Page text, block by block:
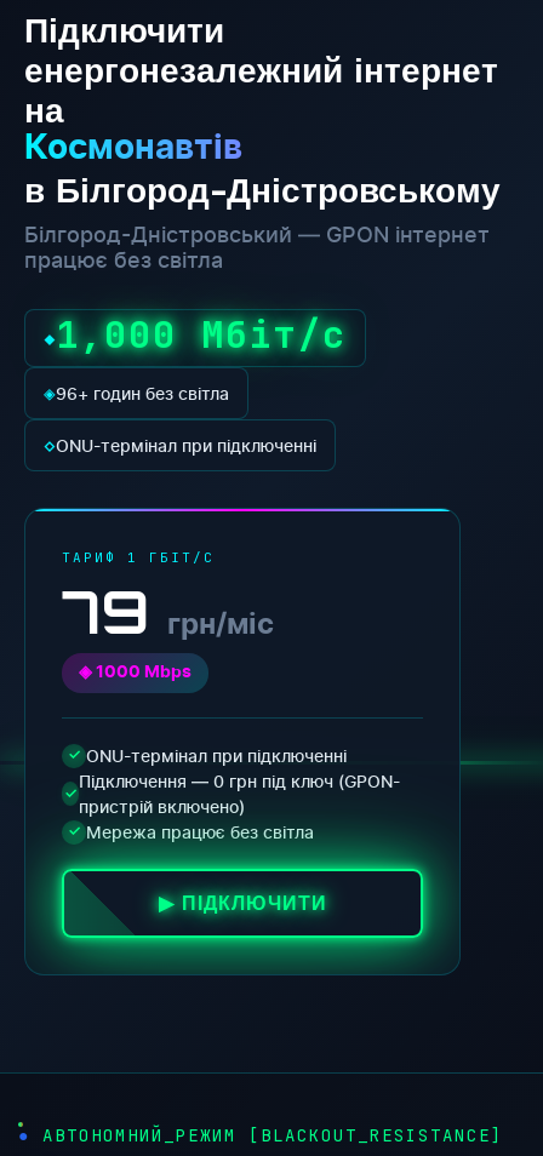
Підключити
енергонезалежний інтернет
на
Космонавтів
в Білгород-Дністровському
Білгород-Дністровський — GPON інтернет
працює без світла
◆1,000 Мбіт/с
◈96+ годин без світла
◇ONU-термінал при підключенні
ТАРИФ 1 ГБІТ/С
79 грн/міс
◈ 1000 Mbps
✓ ONU-термінал при підключенні
✓
Підключення — 0 грн під ключ (GPON-
пристрій включено)
✓ Мережа працює без світла
▶ ПІДКЛЮЧИТИ
● АВТОНОМНИЙ_РЕЖИМ [BLACKOUT_RESISTANCE]